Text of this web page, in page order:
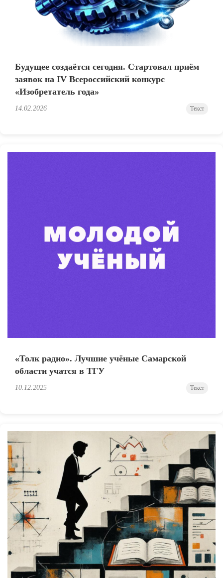
Будущее создаётся сегодня. Стартовал приём
заявок на IV Всероссийский конкурс
«Изобретатель года»
14.02.2026 Текст
«Толк радио». Лучшие учёные Самарской
области учатся в ТГУ
10.12.2025 Текст